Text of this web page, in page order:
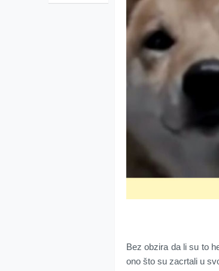
Bez obzira da li su to
ono što su zacrtali u